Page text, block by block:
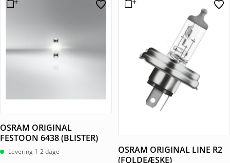
OSRAM ORIGINAL
FESTOON 6438 (BLISTER)
Levering 1-2 dage
OSRAM ORIGINAL LINE R2
(FOLDEÆSKE)